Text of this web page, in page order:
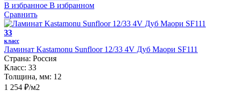
В избранное В избранном
Сравнить
33
класс
Ламинат Kastamonu Sunfloor 12/33 4V Дуб Маори SF111
Страна: Россия
Класс: 33
Толщина, мм: 12
1 254 ₽/м2